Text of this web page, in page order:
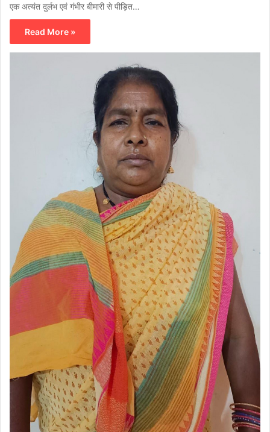
एक अत्यंत दुर्लभ एवं गंभीर बीमारी से पीड़ित…
Read More »